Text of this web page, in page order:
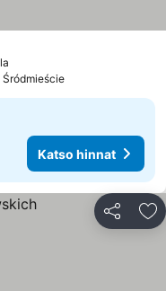
Katso hinnat
Jaa